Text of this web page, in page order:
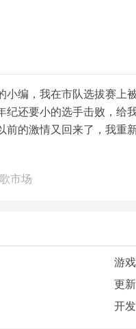
小编，我在市队选拔赛上
还要小的选手击败，给
前的激情又回来了，我重
市场
游
更
开